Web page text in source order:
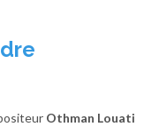
Othman Louati